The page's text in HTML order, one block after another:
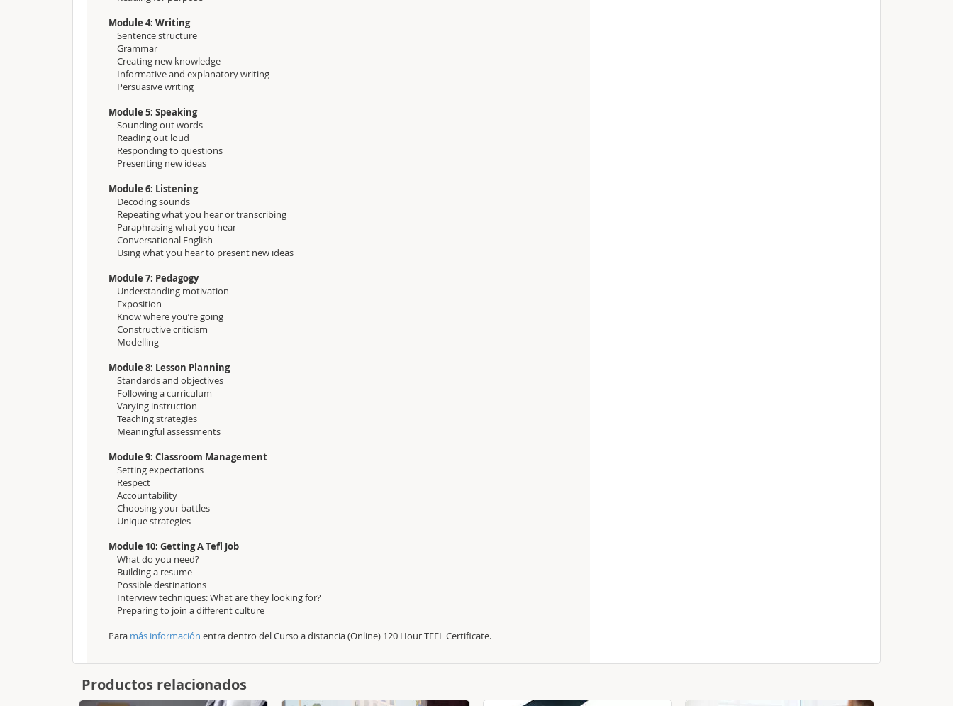
Module 4: Writing
Sentence structure
Grammar
Creating new knowledge
Informative and explanatory writing
Persuasive writing
Module 5: Speaking
Sounding out words
Reading out loud
Responding to questions
Presenting new ideas
Module 6: Listening
Decoding sounds
Repeating what you hear or transcribing
Paraphrasing what you hear
Conversational English
Using what you hear to present new ideas
Module 7: Pedagogy
Understanding motivation
Exposition
Know where you’re going
Constructive criticism
Modelling
Module 8: Lesson Planning
Standards and objectives
Following a curriculum
Varying instruction
Teaching strategies
Meaningful assessments
Module 9: Classroom Management
Setting expectations
Respect
Accountability
Choosing your battles
Unique strategies
Module 10: Getting A Tefl Job
What do you need?
Building a resume
Possible destinations
Interview techniques: What are they looking for?
Preparing to join a different culture
Para más información entra dentro del Curso a distancia (Online) 120 Hour TEFL Certificate.
Productos relacionados